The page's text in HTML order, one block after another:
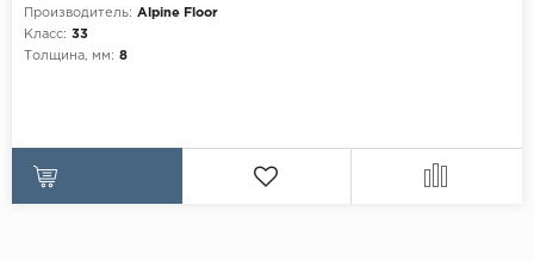
Производитель: Alpine Floor
Класс: 33
Толщина, мм: 8